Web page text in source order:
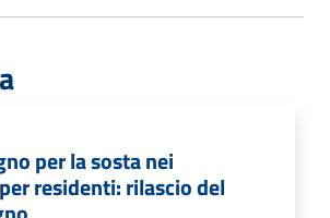
per la sosta nei
residenti: rilascio del